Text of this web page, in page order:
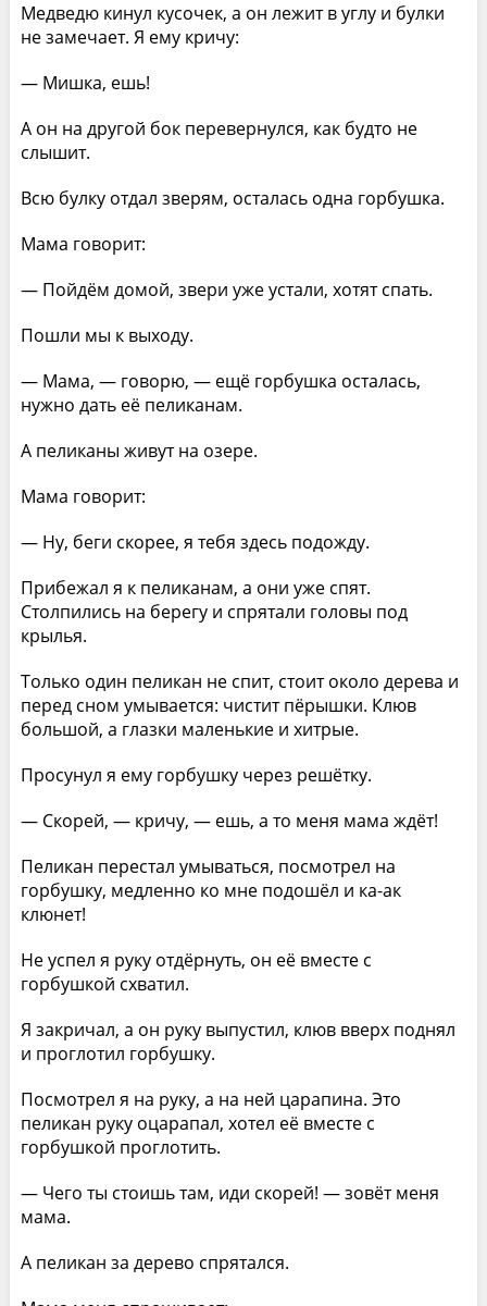
Медведю кинул кусочек, а он лежит в углу и булки
не замечает. Я ему кричу:
— Мишка, ешь!
А он на другой бок перевернулся, как будто не
слышит.
Всю булку отдал зверям, осталась одна горбушка.
Мама говорит:
— Пойдём домой, звери уже устали, хотят спать.
Пошли мы к выходу.
— Мама, — говорю, — ещё горбушка осталась,
нужно дать её пеликанам.
А пеликаны живут на озере.
Мама говорит:
— Ну, беги скорее, я тебя здесь подожду.
Прибежал я к пеликанам, а они уже спят.
Столпились на берегу и спрятали головы под
крылья.
Только один пеликан не спит, стоит около дерева и
перед сном умывается: чистит пёрышки. Клюв
большой, а глазки маленькие и хитрые.
Просунул я ему горбушку через решётку.
— Скорей, — кричу, — ешь, а то меня мама ждёт!
Пеликан перестал умываться, посмотрел на
горбушку, медленно ко мне подошёл и ка-ак
клюнет!
Не успел я руку отдёрнуть, он её вместе с
горбушкой схватил.
Я закричал, а он руку выпустил, клюв вверх поднял
и проглотил горбушку.
Посмотрел я на руку, а на ней царапина. Это
пеликан руку оцарапал, хотел её вместе с
горбушкой проглотить.
— Чего ты стоишь там, иди скорей! — зовёт меня
мама.
А пеликан за дерево спрятался.